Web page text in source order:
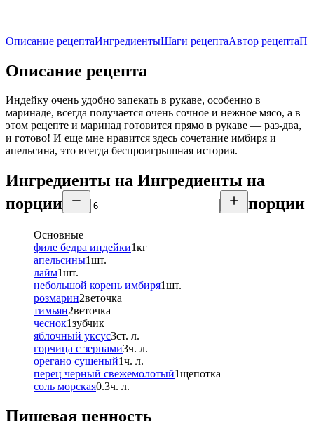
Описание рецептаИнгредиентыШаги рецептаАвтор рецепта
Описание рецепта
Индейку очень удобно запекать в рукаве, особенно в
маринаде, всегда получается очень сочное и нежное мясо, а в
этом рецепте и маринад готовится прямо в рукаве — раз-два,
и готово! И еще мне нравится здесь сочетание имбиря и
апельсина, это всегда беспроигрышная история.
Ингредиенты на Ингредиенты на
порции
порции
Основные
филе бедра индейки1кг
апельсины1шт.
лайм1шт.
небольшой корень имбиря1шт.
розмарин2веточка
тимьян2веточка
чеснок1зубчик
яблочный уксус3ст. л.
горчица с зернами3ч. л.
орегано сушеный1ч. л.
перец черный свежемолотый1щепотка
соль морская0.3ч. л.
Пищевая ценность